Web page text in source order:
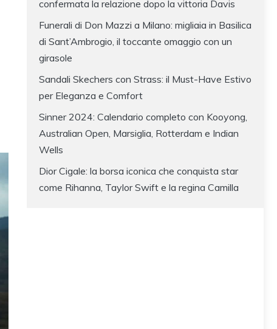
confermata la relazione dopo la vittoria Davis
Funerali di Don Mazzi a Milano: migliaia in Basilica
di Sant’Ambrogio, il toccante omaggio con un
girasole
Sandali Skechers con Strass: il Must-Have Estivo
per Eleganza e Comfort
Sinner 2024: Calendario completo con Kooyong,
Australian Open, Marsiglia, Rotterdam e Indian
Wells
Dior Cigale: la borsa iconica che conquista star
come Rihanna, Taylor Swift e la regina Camilla